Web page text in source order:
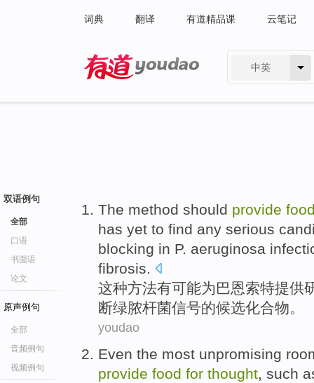
词典 翻译 有道精品课 云笔记
中英
双语例句
全部
口语
书面语
论文
原声例句
全部
音频例句
视频例句
The method should provide
has yet to find any serious
blocking in P. aeruginosa
fibrosis.
这种方法有可能为巴恩索特提供
断绿脓杆菌信号的候选化合物。
youdao
Even the most unpromising
provide food for thought, such